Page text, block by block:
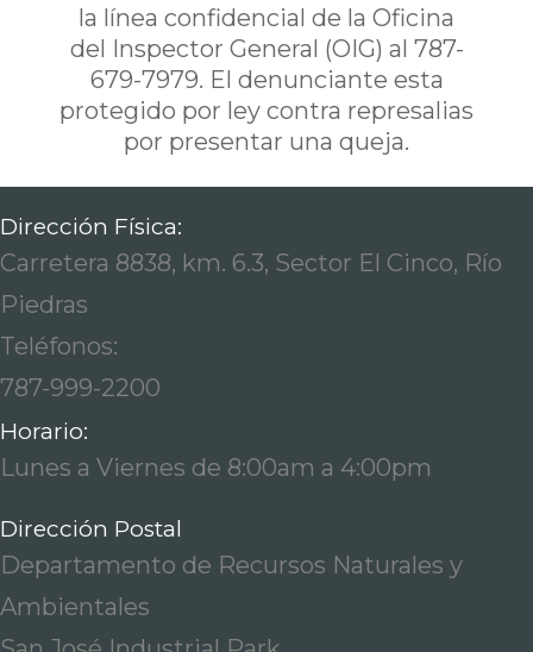
la línea confidencial de la Oficina
del Inspector General (OIG) al 787-
679-7979. El denunciante esta
protegido por ley contra represalias
por presentar una queja.
Dirección Física:
Carretera 8838, km. 6.3, Sector El Cinco, Río
Piedras
Teléfonos:
787-999-2200
Horario:
Lunes a Viernes de 8:00am a 4:00pm
Dirección Postal
Departamento de Recursos Naturales y
Ambientales